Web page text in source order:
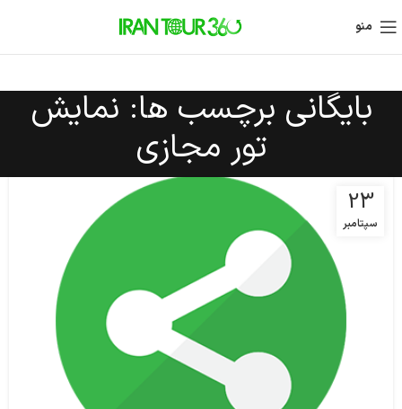
منو
بایگانی برچسب ها: نمایش
تور مجازی
23
سپتامبر